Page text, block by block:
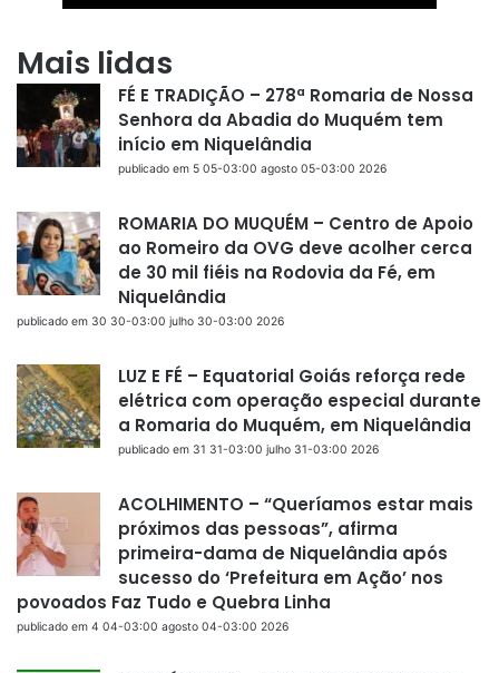
Mais lidas
FÉ E TRADIÇÃO – 278ª Romaria de Nossa
Senhora da Abadia do Muquém tem
início em Niquelândia
publicado em 5 05-03:00 agosto 05-03:00 2026
ROMARIA DO MUQUÉM – Centro de Apoio
ao Romeiro da OVG deve acolher cerca
de 30 mil fiéis na Rodovia da Fé, em
Niquelândia
publicado em 30 30-03:00 julho 30-03:00 2026
LUZ E FÉ – Equatorial Goiás reforça rede
elétrica com operação especial durante
a Romaria do Muquém, em Niquelândia
publicado em 31 31-03:00 julho 31-03:00 2026
ACOLHIMENTO – “Queríamos estar mais
próximos das pessoas”, afirma
primeira-dama de Niquelândia após
sucesso do ‘Prefeitura em Ação’ nos
povoados Faz Tudo e Quebra Linha
publicado em 4 04-03:00 agosto 04-03:00 2026